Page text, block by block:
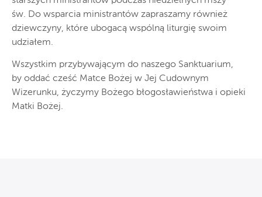
św. Do wsparcia ministrantów zapraszamy również
dziewczyny, które ubogacą wspólną liturgię swoim
udziałem.
Wszystkim przybywającym do naszego Sanktuarium,
by oddać cześć Matce Bożej w Jej Cudownym
Wizerunku, życzymy Bożego błogosławieństwa i opieki
Matki Bożej.